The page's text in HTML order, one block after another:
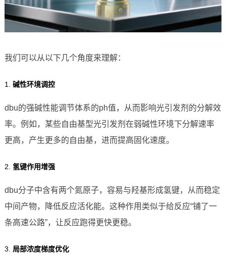
我们可以从以下几个角度来理解：
1. 碱性环境调控
dbu的强碱性能调节体系的ph值，从而影响光引发剂的分解效
率。例如，某些自由基型光引发剂在弱碱性环境下分解速率
更高，产生更多的自由基，进而提高固化速度。
2. 氢键作用增强
dbu分子中含有两个氮原子，容易与羟基形成氢键，从而稳定
中间产物，降低反应活化能。这种作用类似于给反应“铺了一
条高速公路”，让反应跑得更快更稳。
3. 局部浓度梯度优化